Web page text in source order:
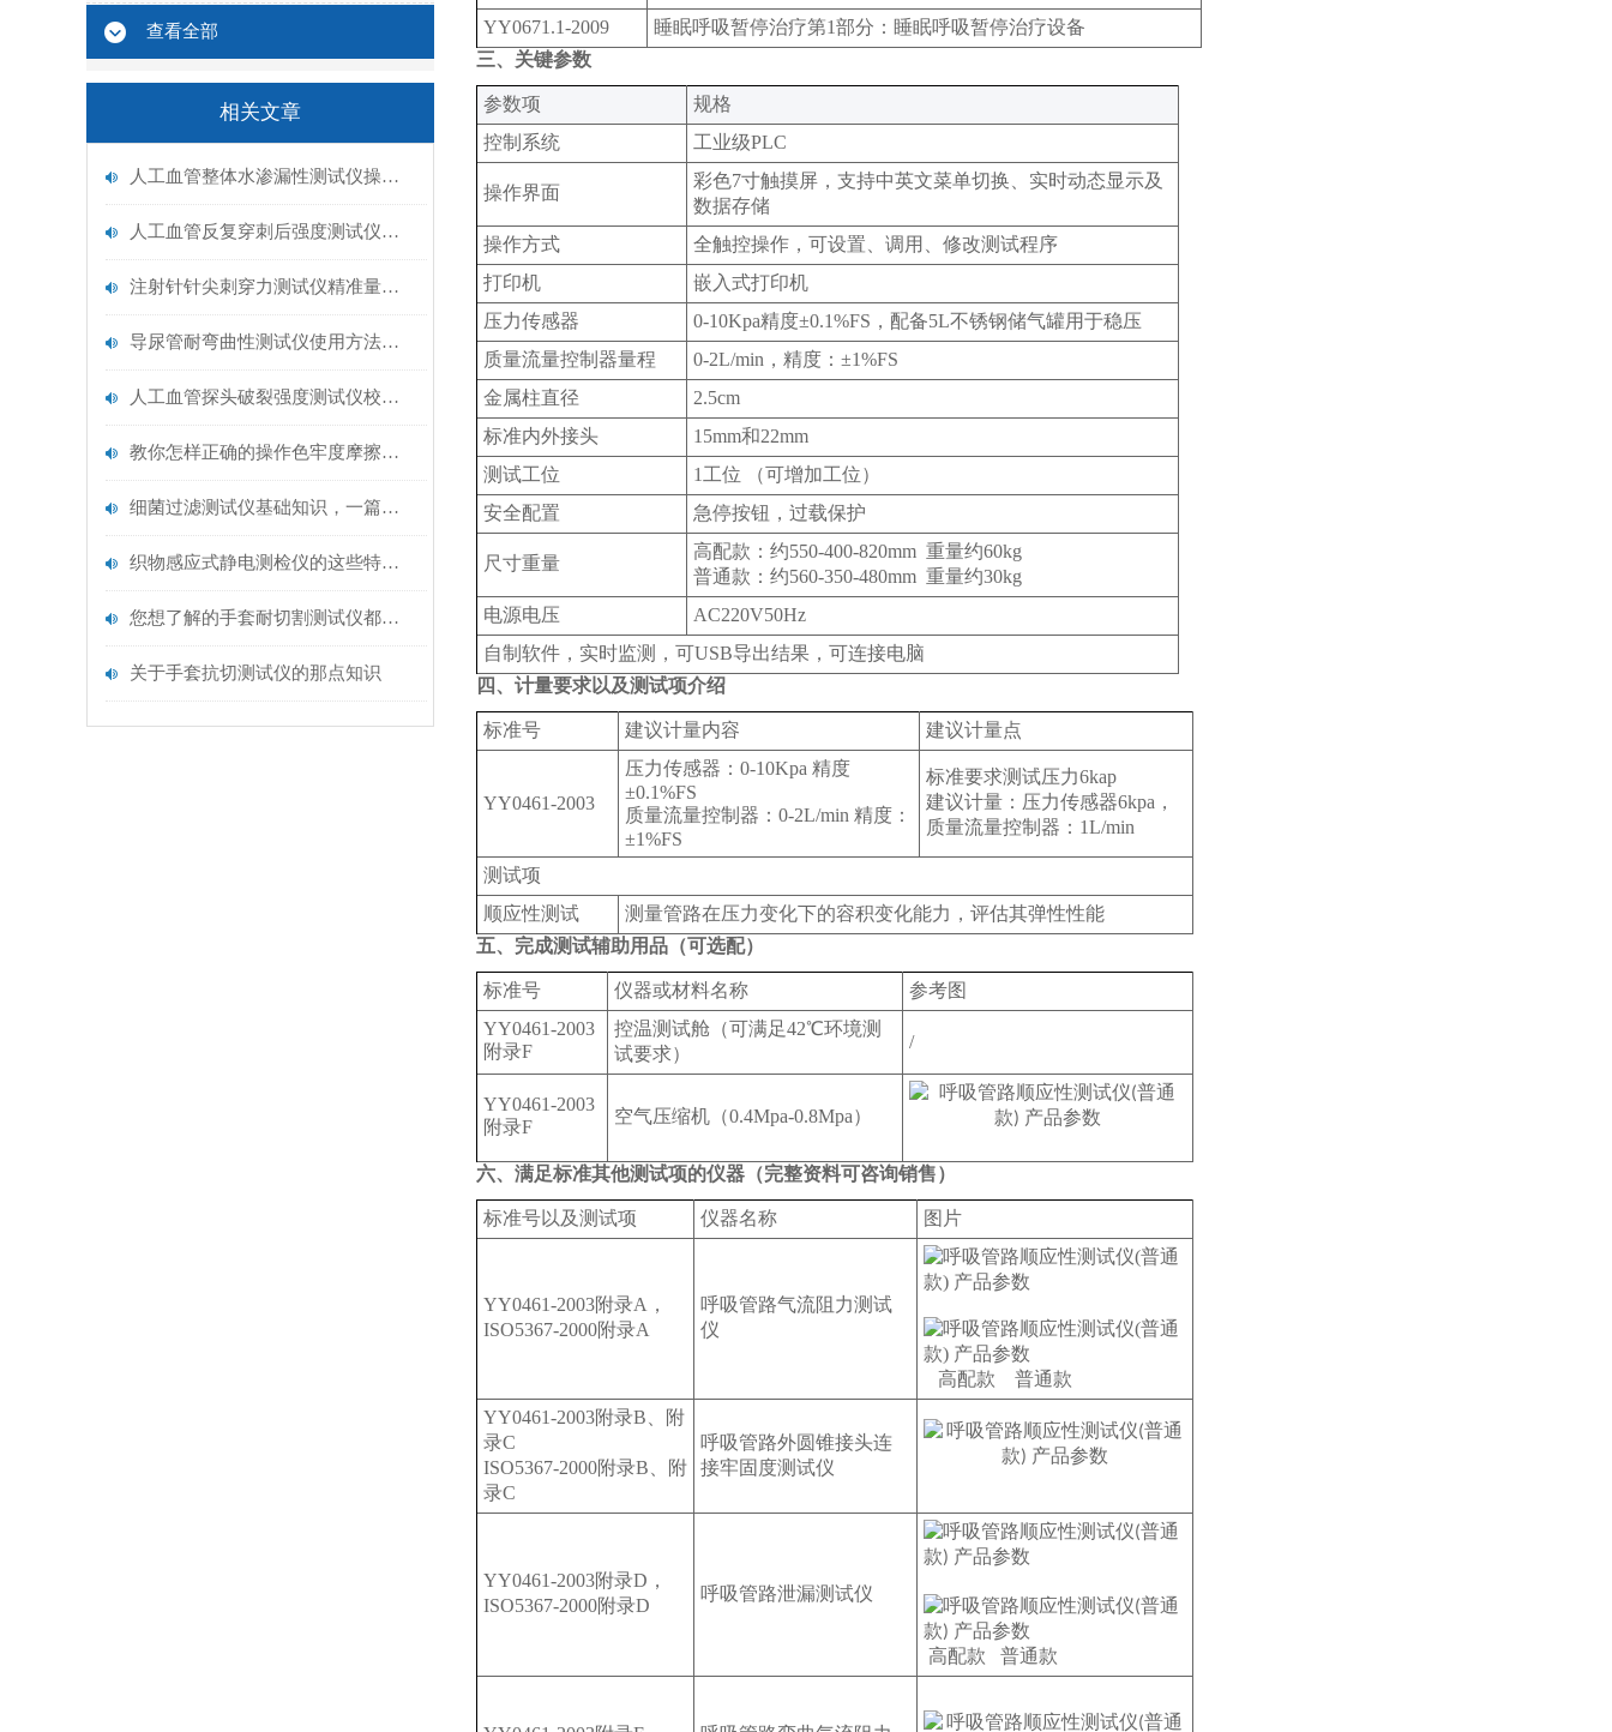
查看全部
相关文章
人工血管整体水渗漏性测试仪操作中最容易出错的步骤
人工血管反复穿刺后强度测试仪是什么？透析患者的“生命管“质量靠它把关！
注射针针尖刺穿力测试仪精准量化针尖锋利度，构筑临床安全防线
导尿管耐弯曲性测试仪使用方法与操作规范
人工血管探头破裂强度测试仪校准规范：精准赋能医疗安全的技术基准
教你怎样正确的操作色牢度摩擦测试机
细菌过滤测试仪基础知识，一篇搞定
织物感应式静电测检仪的这些特点很少有人都知道
您想了解的手套耐切割测试仪都在这里了
关于手套抗切测试仪的那点知识
YY0671.1-2009
睡眠呼吸暂停治疗第1部分：睡眠呼吸暂停治疗设备
三、关键参数
‌参数项‌
规格‌
控制系统
工业级PLC
操作界面
彩色7寸触摸屏，支持中英文菜单切换、实时动态显示及
数据存储
操作方式
全触控操作，可设置、调用、修改测试程序
打印机
嵌入式打印机
压力传感器
0-10Kpa精度±0.1%FS，配备5L不锈钢储气罐用于稳压
质量流量控制器量程
0-2L/min，精度：±1%FS
金属柱直径
2.5cm
标准内外接头
15mm和22mm
测试工位
1工位 （可增加工位）
安全配置
急停按钮，过载保护
尺寸重量
高配款：约550-400-820mm 重量约60kg
普通款：约560-350-480mm 重量约30kg
电源电压
AC220V50Hz
自制软件，实时监测，可USB导出结果，可连接电脑
四、计量要求以及测试项介绍
标准号 建议计量内容 建议计量点
YY0461-2003
压力传感器：0-10Kpa 精度
±0.1%FS
质量流量控制器：0-2L/min 精度：
±1%FS
标准要求测试压力6kap
建议计量：压力传感器6kpa，
质量流量控制器：1L/min
测试项
‌顺应性测试
测量管路在压力变化下的容积变化能力，评估其弹性性能
五、完成测试辅助用品（可选配）
标准号 仪器或材料名称
参考图
YY0461-2003
附录F
控温测试舱（可满足42℃环境测
试要求）
/
YY0461-2003
附录F
空气压缩机（0.4Mpa-0.8Mpa）
六、满足标准其他测试项的仪器（完整资料可咨询销售）
标准号以及测试项 仪器名称 图片
YY0461-2003附录A，
ISO5367-2000附录A
呼吸管路气流阻力测试
仪
高配款 普通款
YY0461-2003附录B、附
录C
ISO5367-2000附录B、附
录C
呼吸管路外圆锥接头连
接牢固度测试仪
YY0461-2003附录D，
ISO5367-2000附录D
呼吸管路泄漏测试仪
高配款 普通款